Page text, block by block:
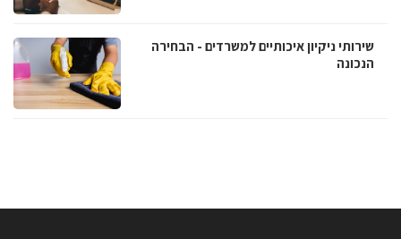
שירותי ניקיון איכותיים למשרדים - הבחירה
הנכונה